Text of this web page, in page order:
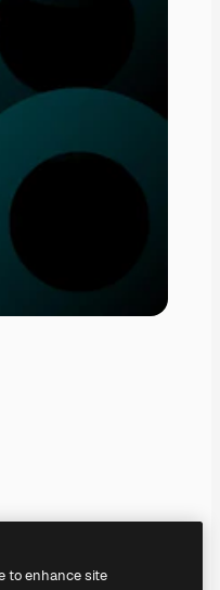
to enhance site